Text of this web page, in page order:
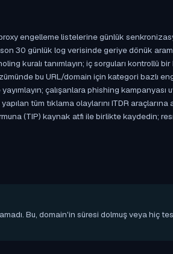
engelleme listelerine günlük
30 günlük log verisinde geriye dönük
kuralı tanımlayın; iç sorguları kontrollü
bu URL/domain için kategori bazlı
çalışanlara phishing
tüm tıklama olaylarını ITDR
(TIP) kaynak atfı ile birlikte kaydedin;
Bu, domain'in süresi dolmuş veya hiç